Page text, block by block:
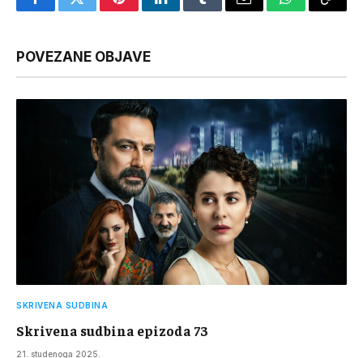
FacebookTwitterPinterestLinkedInTumblrEmail WhatsApp
Copy
POVEZANE OBJAVE
SKRIVENA SUDBINA
Skrivena sudbina epizoda 73
21. studenoga 2025.